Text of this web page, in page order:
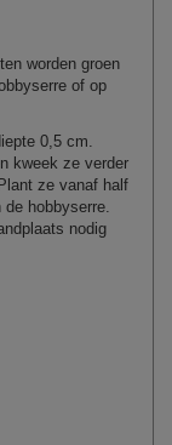
worden groen
of op
0,5 cm.
kweek ze verder
ze vanaf half
hobbyserre.
nodig